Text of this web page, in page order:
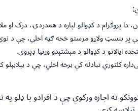
دا پروګرام د کډوالو لپاره د همدردۍ، درک او
پر بنسټ ولاړو مرستو څخه ګټه اخلي، چې د
ایالاتو د کډوالو د مېشتېدو وړتیا ډېروي.
کلتوري تبادله کې برخه اخلي، چې د بېلابېلو
ته اجازه ورکوي چې د افرادو یا ډلو په